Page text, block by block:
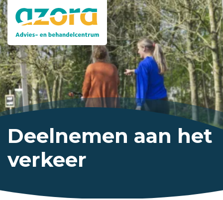
Deelnemen aan het
verkeer